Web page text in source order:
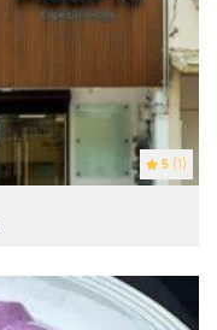
5 (1)